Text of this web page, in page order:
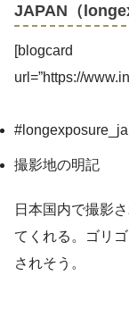
JAPAN（
[blogcard
url=”https://
撮影地の明記
日本国内で撮影
てくれる。ゴリ
されそう。